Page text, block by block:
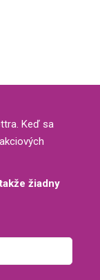
Keď sa
žiadny